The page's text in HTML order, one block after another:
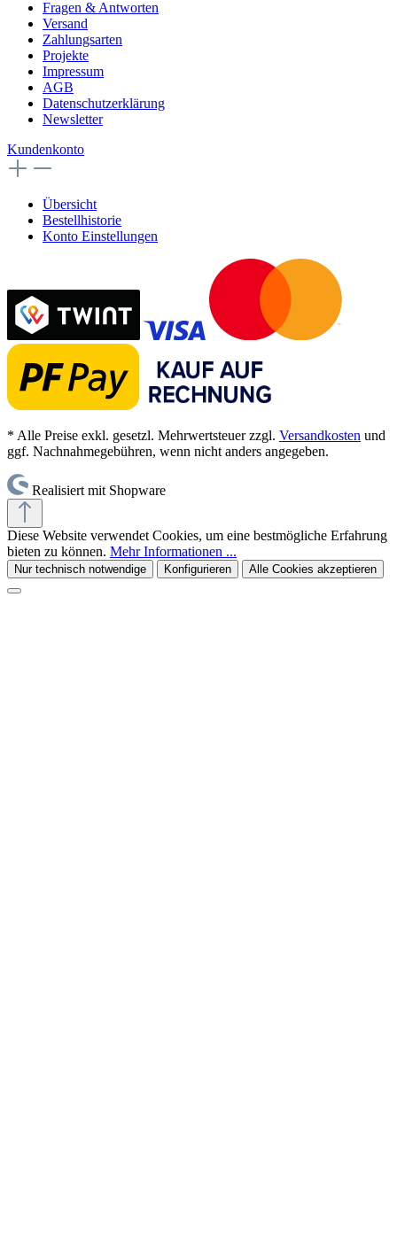
Fragen & Antworten
Versand
Zahlungsarten
Projekte
Impressum
AGB
Datenschutzerklärung
Newsletter
Kundenkonto
Übersicht
Bestellhistorie
Konto Einstellungen
* Alle Preise exkl. gesetzl. Mehrwertsteuer zzgl. Versandkosten und
ggf. Nachnahmegebühren, wenn nicht anders angegeben.
Realisiert mit Shopware
Diese Website verwendet Cookies, um eine bestmögliche Erfahrung
bieten zu können. Mehr Informationen ...
Nur technisch notwendige Konfigurieren Alle Cookies akzeptieren